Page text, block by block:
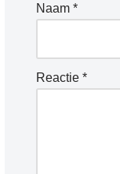
Naam *
Reactie *